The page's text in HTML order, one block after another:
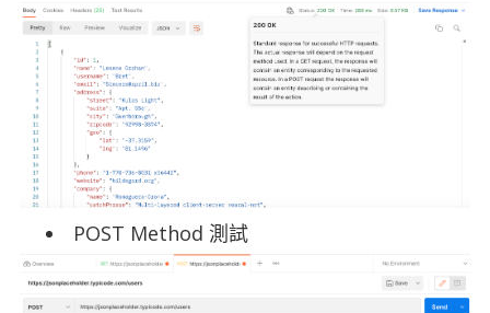
POST Method 測試